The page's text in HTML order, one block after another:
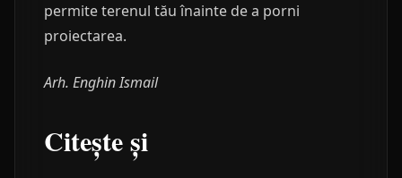
permite terenul tău înainte de a porni
proiectarea.
Arh. Enghin Ismail
Citește și